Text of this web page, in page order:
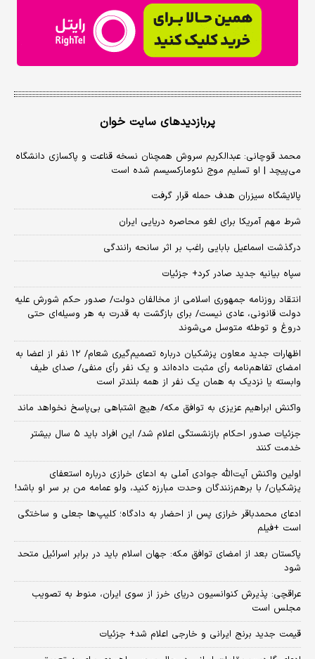
پربازدیدهای سایت خوان
محمد قوچانی: عبدالکریم سروش همچنان نسخه قناعت و پاکسازی دانشگاه
می‌پیچد | او تسلیم موج نئومارکسیسم شده است
پالایشگاه سیزران هدف حمله قرار گرفت
شرط مهم آمریکا برای لغو محاصره دریایی ایران
درگذشت اسماعیل بابایی راغب بر اثر سانحه رانندگی
سپاه بیانیه جدید صادر کرد+ جزئیات
انتقاد روزنامه جمهوری اسلامی از مخالفان دولت/ صدور حکم شورش علیه
دولت قانونی، عادی نیست/ برای بازگشت به قدرت به هر وسیله‌ای حتی
دروغ و توطئه متوسل می‌شوند
اظهارات جدید معاون پزشکیان درباره تصمیم‌گیری شعام/ ۱۲ نفر از اعضا به
امضای تفاهم‌نامه رأی مثبت داده‌اند و یک نفر رأی منفی/ صدای طیف
وابسته یا نزدیک به همان یک نفر از همه بلندتر است
واکنش ابراهیم عزیزی به توافق مکه/ هیچ اشتباهی بی‌پاسخ نخواهد ماند
جزئیات صدور احکام بازنشستگی اعلام شد/ این افراد باید ۵ سال بیشتر
خدمت کنند
اولین واکنش آیت‌الله جوادی آملی به ادعای خرازی درباره استعفای
پزشکیان/ با برهم‌زنندگان وحدت مبارزه کنید، ولو عمامه من بر سر او باشد!
ادعای محمدباقر خرازی پس از احضار به دادگاه؛ کلیپ‌ها جعلی و ساختگی
است +فیلم
پاکستان بعد از امضای توافق مکه: جهان اسلام باید در برابر اسرائیل متحد
شود
عراقچی: پذیرش کنوانسیون دریای خرز از سوی ایران، منوط به تصویب
مجلس است
قیمت جدید برنج ایرانی و خارجی اعلام شد+ جزئیات